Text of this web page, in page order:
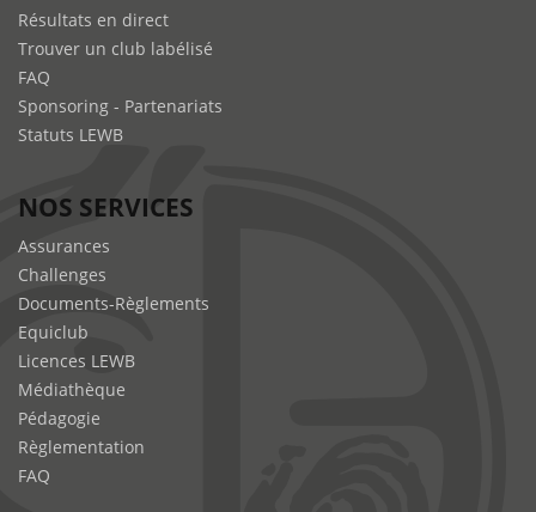
Résultats en direct
Trouver un club labélisé
FAQ
Sponsoring - Partenariats
Statuts LEWB
NOS SERVICES
Assurances
Challenges
Documents-Règlements
Equiclub
Licences LEWB
Médiathèque
Pédagogie
Règlementation
FAQ